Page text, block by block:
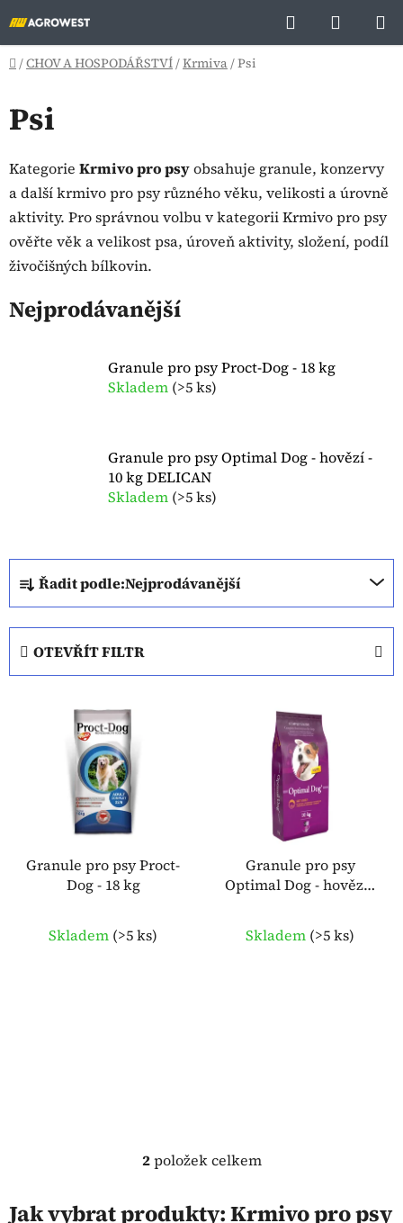
na
obsah
Hledat
KOŠÍK
Domů
/CHOV A HOSPODÁŘSTVÍ/Krmiva/Psi
Psi
Kategorie Krmivo pro psyobsahuje granule, konzervy
a další krmivo pro psy různého věku, velikosti a úrovně
aktivity. Pro správnou volbu v kategorii Krmivo pro psy
ověřte věk a velikost psa, úroveň aktivity, složení, podíl
živočišných bílkovin.
Nejprodávanější
Granule pro psy Proct-Dog - 18 kg
Skladem (>5 ks)
Granule pro psy Optimal Dog - hovězí -
10 kg DELICAN
Skladem (>5 ks)
Ř
a
z
n
í
Řadit podle:Nejprodávanější
OTEVŘÍT FILTR
Granule pro psy Proct-
Dog - 18 kg
Skladem (>5 ks)
Granule pro psy
Optimal Dog - hovězí -
Skladem (>5 ks)
O
l
2položek celkem
Jak vybrat produkty: Krmivo pro psy